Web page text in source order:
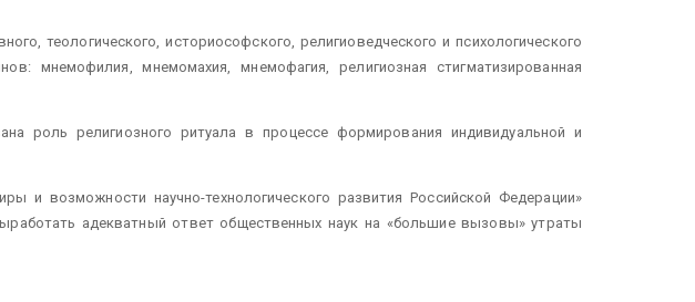
теологического, историософского, религиоведческого и психологического
мнемофилия, мнемомахия, мнемофагия, религиозная стигматизированная
роль религиозного ритуала в процессе формирования индивидуальной и
и возможности научно-технологического развития Российской Федерации»
адекватный ответ общественных наук на «большие вызовы» утраты